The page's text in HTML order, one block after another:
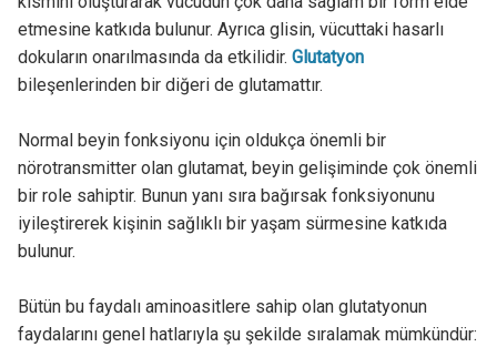
etmesine katkıda bulunur. Ayrıca glisin, vücuttaki hasarlı
dokuların onarılmasında da etkilidir. Glutatyon
bileşenlerinden bir diğeri de glutamattır.
Normal beyin fonksiyonu için oldukça önemli bir
nörotransmitter olan glutamat, beyin gelişiminde çok önemli
bir role sahiptir. Bunun yanı sıra bağırsak fonksiyonunu
iyileştirerek kişinin sağlıklı bir yaşam sürmesine katkıda
bulunur.
Bütün bu faydalı aminoasitlere sahip olan glutatyonun
faydalarını genel hatlarıyla şu şekilde sıralamak mümkündür: